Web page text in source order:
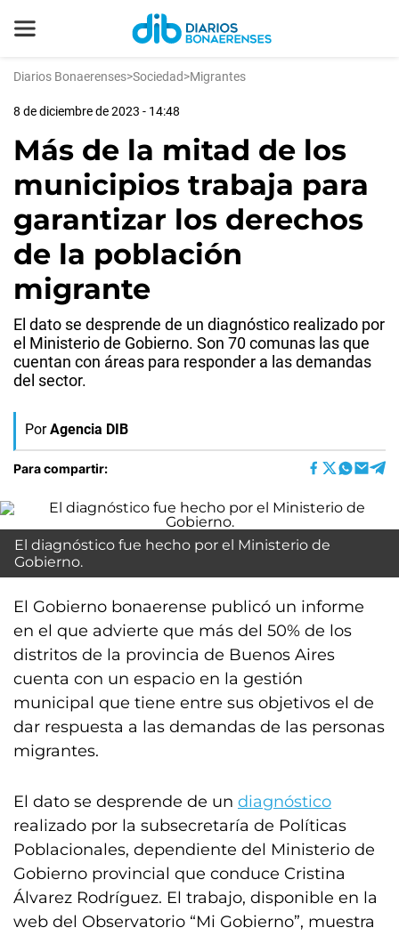
Diarios Bonaerenses>Sociedad>Migrantes
8 de diciembre de 2023 - 14:48
Más de la mitad de los
municipios trabaja para
garantizar los derechos
de la población
migrante
El dato se desprende de un diagnóstico realizado por
el Ministerio de Gobierno. Son 70 comunas las que
cuentan con áreas para responder a las demandas
del sector.
Por Agencia DIB
Para compartir:
El diagnóstico fue hecho por el Ministerio de
Gobierno.
El Gobierno bonaerense publicó un informe
en el que advierte que más del 50% de los
distritos de la provincia de Buenos Aires
cuenta con un espacio en la gestión
municipal que tiene entre sus objetivos el de
dar respuesta a las demandas de las personas
migrantes.
El dato se desprende de un diagnóstico
realizado por la subsecretaría de Políticas
Poblacionales, dependiente del Ministerio de
Gobierno provincial que conduce Cristina
Álvarez Rodríguez. El trabajo, disponible en la
web del Observatorio “Mi Gobierno”, muestra